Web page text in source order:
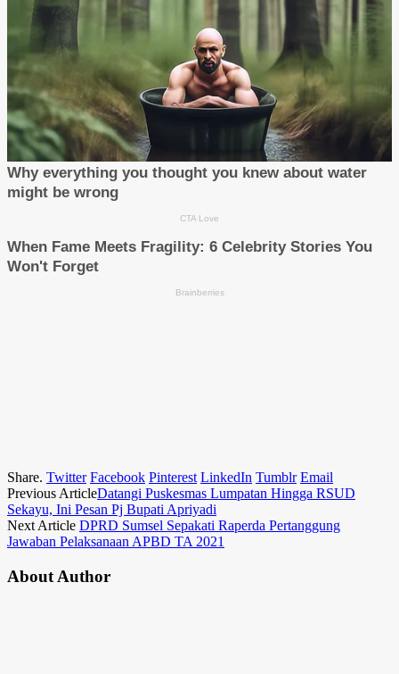
Share. Twitter Facebook Pinterest LinkedIn Tumblr Email
Previous ArticleDatangi Puskesmas Lumpatan Hingga RSUD
Sekayu, Ini Pesan Pj Bupati Apriyadi
Next Article DPRD Sumsel Sepakati Raperda Pertanggung
Jawaban Pelaksanaan APBD TA 2021
About Author